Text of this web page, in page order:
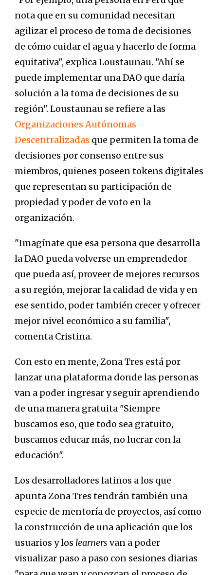
nota que en su comunidad necesitan
agilizar el proceso de toma de decisiones
de cómo cuidar el agua y hacerlo de forma
equitativa", explica Loustaunau. "Ahí se
puede implementar una DAO que daría
solución a la toma de decisiones de su
región". Loustaunau se refiere a las
Organizaciones Autónomas
Descentralizadas que permiten la toma de
decisiones por consenso entre sus
miembros, quienes poseen tokens digitales
que representan su participación de
propiedad y poder de voto en la
organización.
"Imagínate que esa persona que desarrolla
la DAO pueda volverse un emprendedor
que pueda así, proveer de mejores recursos
a su región, mejorar la calidad de vida y en
ese sentido, poder también crecer y ofrecer
mejor nivel económico a su familia",
comenta Cristina.
Con esto en mente, Zona Tres está por
lanzar una plataforma donde las personas
van a poder ingresar y seguir aprendiendo
de una manera gratuita "Siempre
buscamos eso, que todo sea gratuito,
buscamos educar más, no lucrar con la
educación".
Los desarrolladores latinos a los que
apunta Zona Tres tendrán también una
especie de mentoría de proyectos, así como
la construcción de una aplicación que los
usuarios y los learners van a poder
visualizar paso a paso con sesiones diarias